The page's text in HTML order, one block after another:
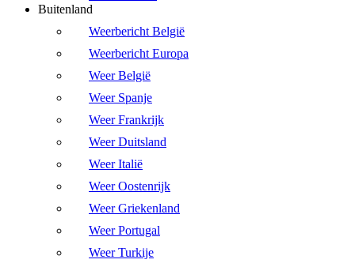
Buitenland
Weerbericht België
Weerbericht Europa
Weer België
Weer Spanje
Weer Frankrijk
Weer Duitsland
Weer Italië
Weer Oostenrijk
Weer Griekenland
Weer Portugal
Weer Turkije